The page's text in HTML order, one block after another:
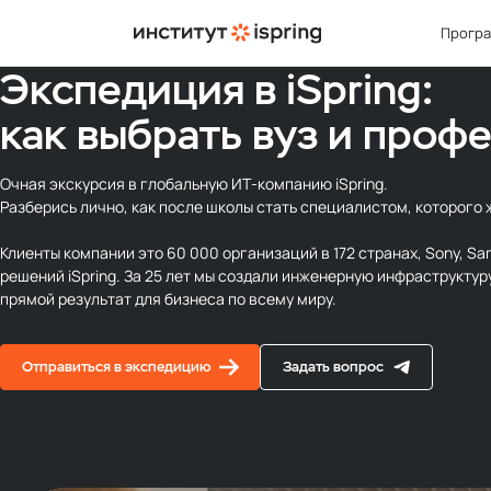
Как
ИТ-
ИТ-
ОБ
О нас
Экспедиция в iSpring:
как выбрать вуз и
Очная экскурсия в глобальную ИТ‑компанию iSpring.
Разберись лично, как после школы стать специалистом, которого
Клиенты компании это 60 000 организаций в 172 странах, Sony,
решений iSpring. За 25 лет мы создали инженерную
прямой результат для бизнеса по всему миру.
Отправиться в экспедицию Задать вопрос